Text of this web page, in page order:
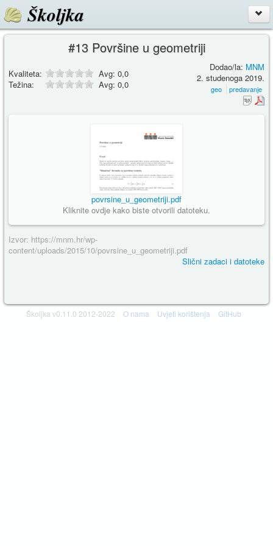
Školjka
#13 Površine u geometriji
Kvaliteta: Avg: 0,0
Težina:
Avg: 0,0
Dodao/la: MNM
2. studenoga 2019.
geo predavanje
povrsine_u_geometriji.pdf
Kliknite ovdje kako biste otvorili datoteku.
Izvor: https://mnm.hr/wp-
content/uploads/2015/10/povrsine_u_geometriji.pdf
Slični zadaci i datoteke
Školjka v0.11.0 2012-2022 O nama Uvjeti korištenja GitHub